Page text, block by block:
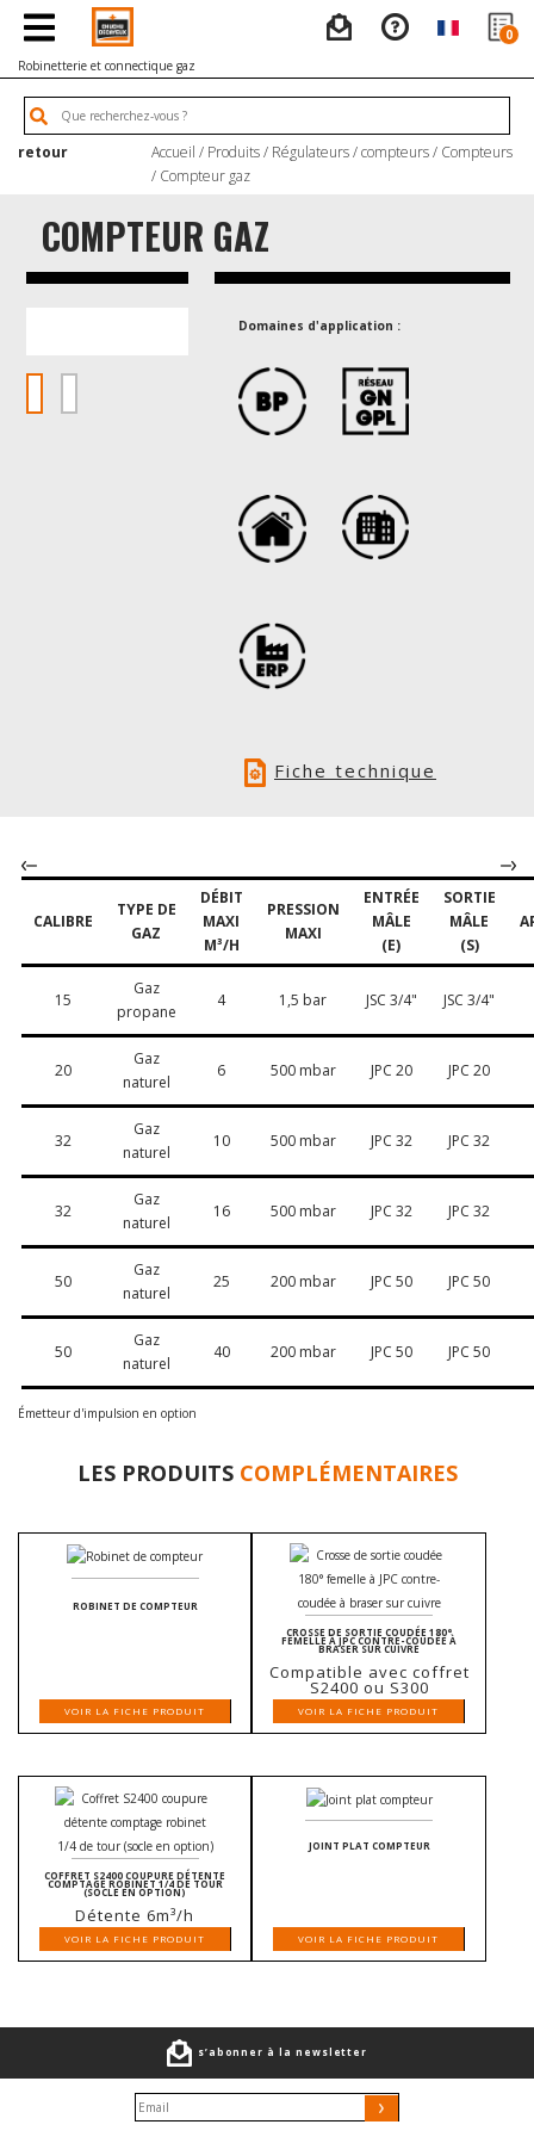
0
Robinetterie et connectique gaz
retour Accueil / Produits/ Régulateurs / compteurs/ Compteurs
/ Compteur gaz
COMPTEUR GAZ
Domaines d'application :
Fiche technique
CALIBRE
TYPE DE
GAZ
DÉBIT
MAXI
M³/H
PRESSION
MAXI
ENTRÉE
MÂLE
(E)
SORTIE
MÂLE
(S)
15
Gaz
propane
4 1,5 bar JSC 3/4" JSC 3/4"
20
Gaz
naturel
6 500 mbar JPC 20 JPC 20
32
Gaz
naturel
10 500 mbar JPC 32 JPC 32
32
Gaz
naturel
16 500 mbar JPC 32 JPC 32
50
Gaz
naturel
25 200 mbar JPC 50 JPC 50
50
Gaz
naturel
40 200 mbar JPC 50 JPC 50
Émetteur d'impulsion en option
LES PRODUITS COMPLÉMENTAIRES
ROBINET DE COMPTEUR
VOIR LA FICHE PRODUIT
CROSSE DE SORTIE COUDÉE 180°
FEMELLE À JPC CONTRE-COUDÉE À
BRASER SUR CUIVRE
Compatible avec coffret
S2400 ou S300
VOIR LA FICHE PRODUIT
COFFRET S2400 COUPURE DÉTENTE
COMPTAGE ROBINET 1/4 DE TOUR
(SOCLE EN OPTION)
Détente 6m³/h
VOIR LA FICHE PRODUIT
JOINT PLAT COMPTEUR
VOIR LA FICHE PRODUIT
s’abonner à la newsletter